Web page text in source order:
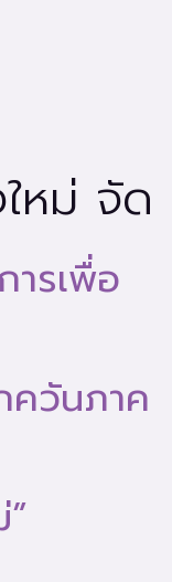
หม่ จัด
ารเพื่อ
ควันภาค